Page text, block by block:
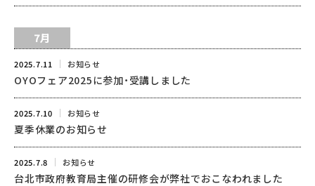
7月
2025.7.11 お知らせ
OYOフェア2025に参加・受講しました
2025.7.10 お知らせ
夏季休業のお知らせ
2025.7.8 お知らせ
台北市政府教育局主催の研修会が弊社でおこなわれました